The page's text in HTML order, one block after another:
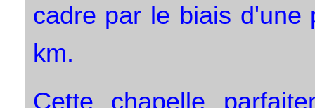
cadre par le biais d'une
km.
Cette chapelle